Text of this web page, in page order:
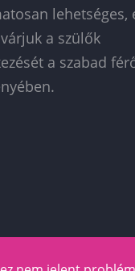
lehetséges,
a szülők
a szabad